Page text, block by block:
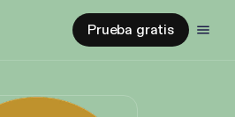
Prueba gratis